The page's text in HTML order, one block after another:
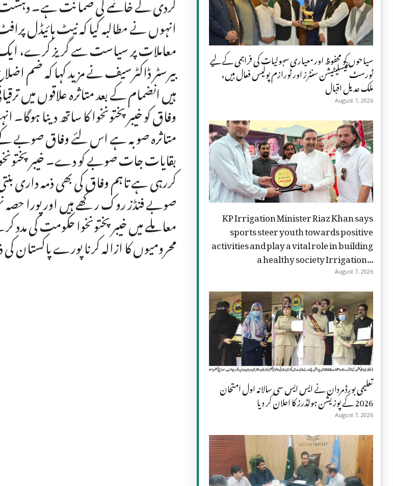
انہوں نے مطالبہ کیا کہ نیٹ ہائیڈل
معاملات پر سیاست سے گریز کرے،
بیرسٹر ڈاکٹرسیف نے مزید کہا کہ
ہیں انضمام کے بعد متاثرہ علاقوں میں
وفاق کو خیبر پختونخوا کا ساتھ دینا
متاثرہ صوبہ ہے اس لئے وفاق صوبے
بقایات جات صوبے کو دے۔ خیبر
کررہی ہے تاہم وفاق کی بھی ذمہ داری
صوبے فنڈز روک رکھے ہیں اور پورا
معاملے میں خیبر پختونخوا حکومت کی مدد
محرومیوں کا ازالہ کرنا پورے پاکستان
سیاحوں کو محفوظ اور معیاری سہولیات کی فراہمی کے لیے
ٹورسٹ فیسلیٹیشن سنٹرز اور ٹورازم پولیس فعال ہیں،
ملک عدیل اقبال
August 7, 2026
KP Irrigation Minister Riaz Khan says
sports steer youth towards positive
activities and play a vital role in building
a healthy society Irrigation...
August 7, 2026
تعلیمی بورڈ مردان نے ایس ایس سی سالانہ اول امتحان
2026 کے پوزیشن ہولڈرز کا اعلان کر دیا
August 7, 2026